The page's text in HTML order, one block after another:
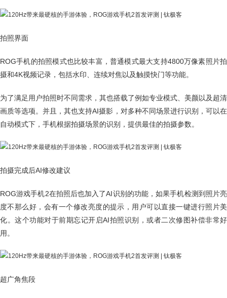
拍照界面
ROG手机的拍照模式也比较丰富，普通模式最大支持4800万像素照片拍
摄和4K视频记录，包括水印、连续对焦以及触摸快门等功能。
为了满足用户拍照时不同需求，其也搭载了例如专业模式、美颜以及超清
画质等选项。并且，其也支持AI摄影，对多种不同场景进行识别，可以在
自动模式下，手机根据拍摄场景的识别，提供最佳的拍摄参数。
拍摄完成后AI修改建议
ROG游戏手机2在拍照后也加入了AI识别的功能，如果手机检测到照片亮
度不那么好，会有一个修改亮度的提示，用户可以直接一键进行照片美
化。这个功能对于前期忘记开启AI拍照识别，或者二次修图补偿非常好
用。
超广角焦段